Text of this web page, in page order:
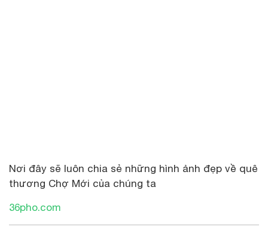
Nơi đây sẽ luôn chia sẻ những hình ảnh đẹp về quê
thương Chợ Mới của chúng ta
36pho.com